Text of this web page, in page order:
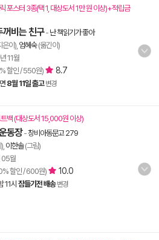
포스터 3종(택 1, 대상도서 1만 원 이상)+적립금
꺼비는 친구- 난 책읽기가 좋아
은이), 엄혜숙(옮긴이)
11월
할인 / 550원) 8.7
8월 11일 출고 변경
백 (대상도서 15,000원 이상)
동장-창비아동문고 279
이한솔(그림)
05월
할인 / 600원) 10.0
11시 잠들기전 배송 변경